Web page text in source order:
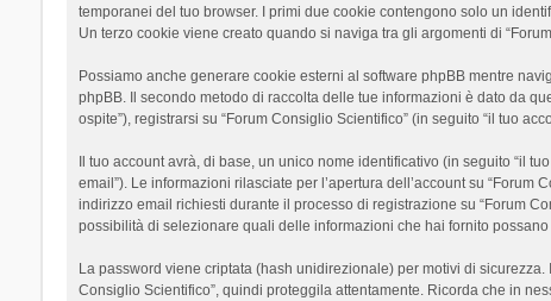
temporanei del tuo browser. I primi due cookie contengono solo un
Un terzo cookie viene creato quando si naviga tra gli argomenti di
Possiamo anche generare cookie esterni al software phpBB mentre
phpBB. Il secondo metodo di raccolta delle tue informazioni è dato da
ospite”), registrarsi su “Forum Consiglio Scientifico” (in seguito “il tuo
Il tuo account avrà, di base, un unico nome identificativo (in seguito “il
email”). Le informazioni rilasciate per l’apertura dell’account su
indirizzo email richiesti durante il processo di registrazione su “Forum
possibilità di selezionare quali delle informazioni che hai fornito
La password viene criptata (hash unidirezionale) per motivi di
Consiglio Scientifico”, quindi proteggila attentamente. Ricorda che in